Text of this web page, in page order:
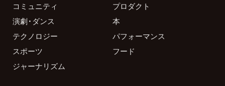
コミュニティ
プロダクト
演劇・ダンス
本
テクノロジー
パフォーマンス
スポーツ
フード
ジャーナリズム